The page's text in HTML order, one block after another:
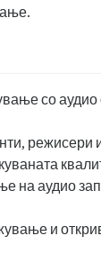
со
режисери
на аудио
и